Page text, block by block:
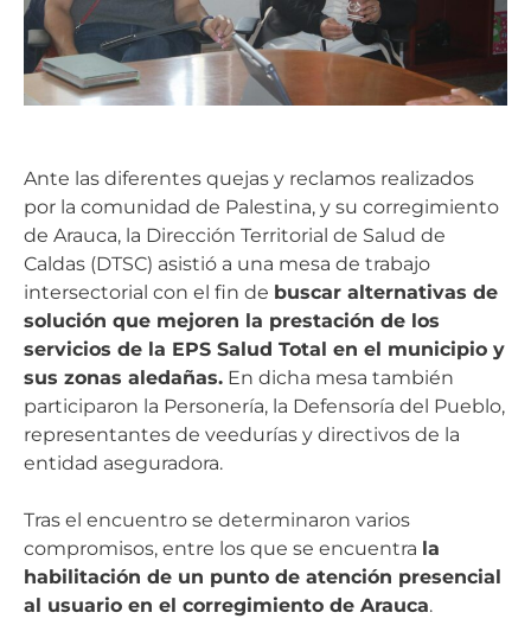
Ante las diferentes quejas y reclamos realizados
por la comunidad de Palestina, y su corregimiento
de Arauca, la Dirección Territorial de Salud de
Caldas (DTSC) asistió a una mesa de trabajo
intersectorial con el fin de buscar alternativas de
solución que mejoren la prestación de los
servicios de la EPS Salud Total en el municipio y
sus zonas aledañas. En dicha mesa también
participaron la Personería, la Defensoría del Pueblo,
representantes de veedurías y directivos de la
entidad aseguradora.
Tras el encuentro se determinaron varios
compromisos, entre los que se encuentra la
habilitación de un punto de atención presencial
al usuario en el corregimiento de Arauca.